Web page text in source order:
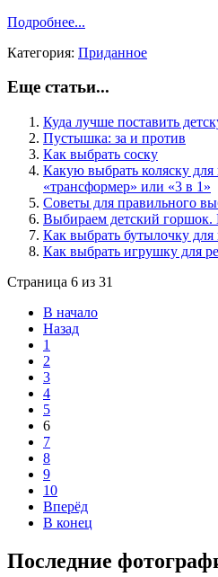
Подробнее...
Категория: Приданное
Еще статьи...
Куда лучше поставить
Пустышка: за и против
Как выбрать соску
Какую выбрать коляску
«трансформер» или «3 в 1»
Советы для правильного
Выбираем детский горшок.
Как выбрать бутылочку
Как выбрать игрушку для
Страница 6 из 31
В начало
Назад
1
2
3
4
5
6
7
8
9
10
Вперёд
В конец
Последние